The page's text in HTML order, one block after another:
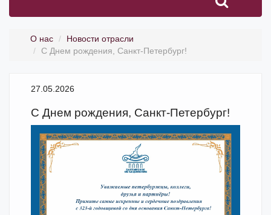
О нас
Новости отрасли
С Днем рождения, Санкт-Петербург!
27.05.2026
С Днем рождения, Санкт-Петербург!